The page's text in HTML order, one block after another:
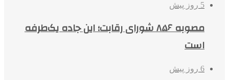
5 روز پیش
مصوبه ۸۵۶ شورای رقابت؛ این جاده یک‌طرفه
است
6 روز پیش